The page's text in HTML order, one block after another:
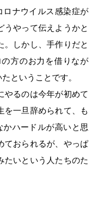
ナウイルス感染症が
うやって伝えようかと
。しかし、手作りだと
方のお力を借りなが
ということです。
やるのは今年が初めて
を一旦辞められて、も
ハードルが高いと思
ておられるが、やっぱ
たいという人たちのた